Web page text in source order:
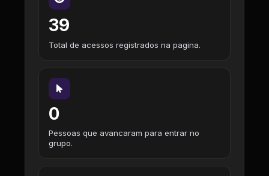
39
Total de acessos registrados na pagina.
0
Pessoas que avancaram para entrar no
grupo.